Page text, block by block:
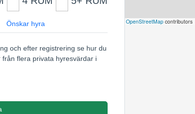
OpenStreetMap contributors
Önskar hyra
och efter registrering se hur du
flera privata hyresvärdar i